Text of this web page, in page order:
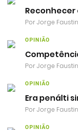
Reconhecer
PorJorge
OPINIÃO
PorJorge
OPINIÃO
Era penálti
PorJorge
OPINIÃO